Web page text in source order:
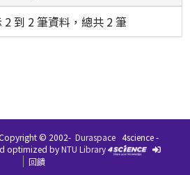
2 到 2 筆資料，總共 2 筆
© 2002- Duraspace 4science -
optimized byNTU Library
回饋